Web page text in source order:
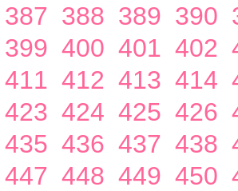
387 388 389 390
399 400 401 402
411 412 413 414
423 424 425 426
435 436 437 438
447 448 449 450